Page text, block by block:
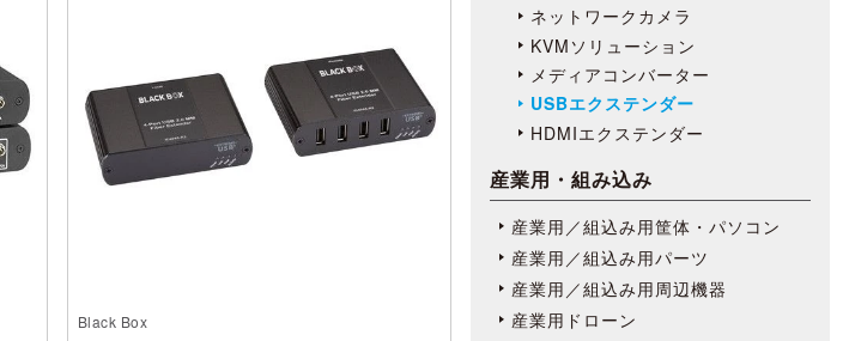
Black Box
ネットワークカメラ
KVMソリューション
メディアコンバーター
USBエクステンダー
HDMIエクステンダー
産業用・組み込み
産業用／組込み用筐体・パソコン
産業用／組込み用パーツ
産業用／組込み用周辺機器
産業用ドローン